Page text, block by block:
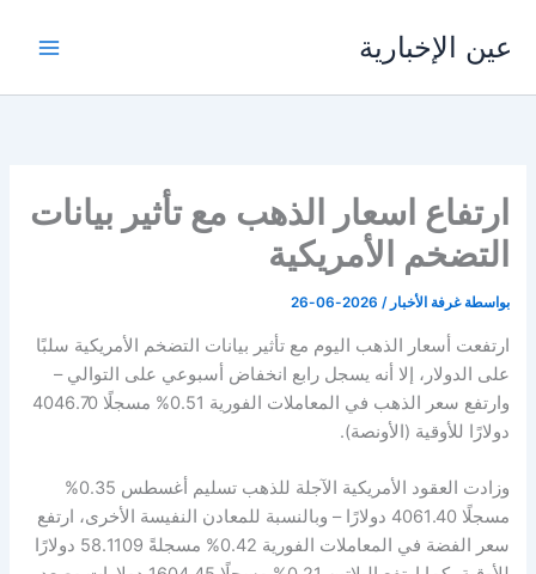
المحتوى
عين الإخبارية
ارتفاع اسعار الذهب مع تأثير بيانات
التضخم الأمريكية
بواسطة غرفة الأخبار/
2026-06-26
‌ارتفعت أسعار الذهب اليوم مع ⁠تأثير بيانات التضخم الأمريكية سلبًا
على الدولار، إلا أنه يسجل رابع انخفاض أسبوعي على التوالي –
وارتفع سعر الذهب في المعاملات الفورية 0.51% ​مسجلًا 4046.70
دولارًا للأوقية (الأونصة).
وزادت العقود الأمريكية ‌الآجلة للذهب تسليم أغسطس 0.35%
مسجلًا 4061.40 دولارًا – وبالنسبة للمعادن النفيسة الأخرى، ارتفع
سعر الفضة في ‌المعاملات الفورية 0.42% مسجلةً 58.1109 دولارًا